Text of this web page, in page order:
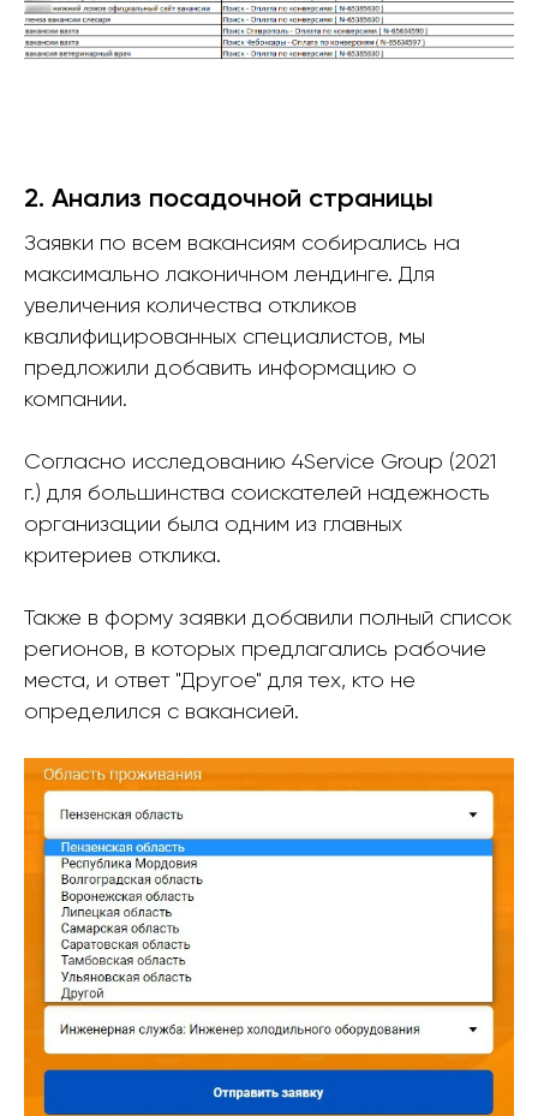
2. Анализ посадочной страницы
Заявки по всем вакансиям собирались на
максимально лаконичном лендинге. Для
увеличения количества откликов
квалифицированных специалистов, мы
предложили добавить информацию о
компании.
Согласно исследованию 4Service Group (2021
г.) для большинства соискателей надежность
организации была одним из главных
критериев отклика.
Также в форму заявки добавили полный список
регионов, в которых предлагались рабочие
места, и ответ "Другое" для тех, кто не
определился с вакансией.